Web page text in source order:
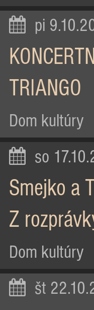
pi
TRIANGO
Dom kultúry
so
Smejko a
Z
Dom kultúry
št